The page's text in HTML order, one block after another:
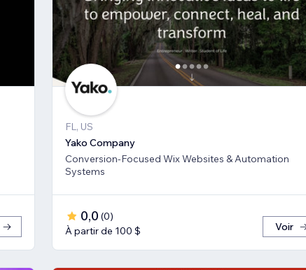
FL, US
Yako Company
Conversion-Focused Wix Websites & Automation
Systems
0,0 (0)
À partir de 100 $
Voir